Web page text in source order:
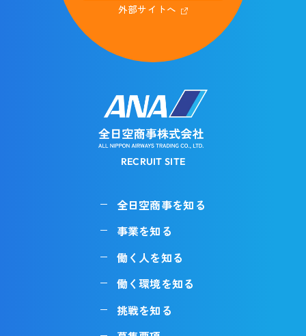
外部サイトへ
RECRUIT SITE
全日空商事を知る
事業を知る
働く人を知る
働く環境を知る
挑戦を知る